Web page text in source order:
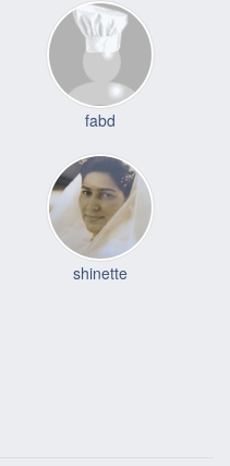
fabd
shinette